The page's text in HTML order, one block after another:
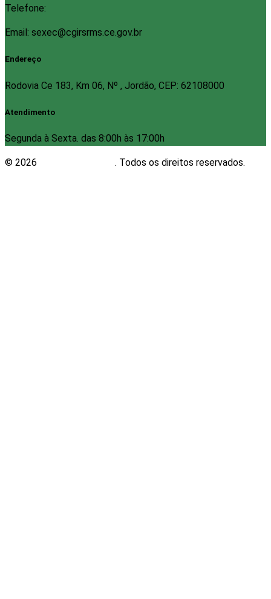
Telefone:
Email: sexec@cgirsrms.ce.gov.br
Endereço
Rodovia Ce 183, Km 06, Nº , Jordão, CEP: 62108000
Atendimento
Segunda à Sexta. das 8:00h às 17:00h
© 2026 . Todos os direitos reservados.